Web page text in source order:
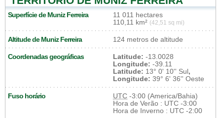
Superfície de Muniz Ferreira
11 011 hectares
110,11 km² (42,51 sq mi)
Altitude de Muniz Ferreira 124 metros de altitude
Coordenadas geográficas Latitude: -13.0028
Longitude: -39.11
Latitude: 13° 0' 10'' Sul,
Longitude: 39° 6' 36'' Oeste
Fuso horário UTC -3:00 (America/Bahia)
Hora de Verão : UTC -3:00
Hora de Inverno : UTC -2:00